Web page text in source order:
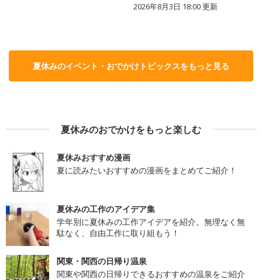
2026年8月3日 18:00更新
夏休みのイベント・おでかけトピックスをもっと見る
夏休みのおでかけをもっと楽しむ
夏休みおすすめ漫画
夏に読みたいおすすめの漫画をまとめてご紹介！
夏休みの工作のアイデア集
学年別に夏休みの工作アイデアを紹介。無理なく無
駄なく、自由工作に取り組もう！
関東・関西の日帰り温泉
関東や関西の日帰りできるおすすめの温泉をご紹介